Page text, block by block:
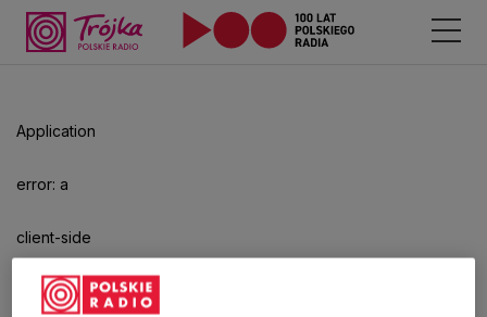
Application
error: a
client-side
exception